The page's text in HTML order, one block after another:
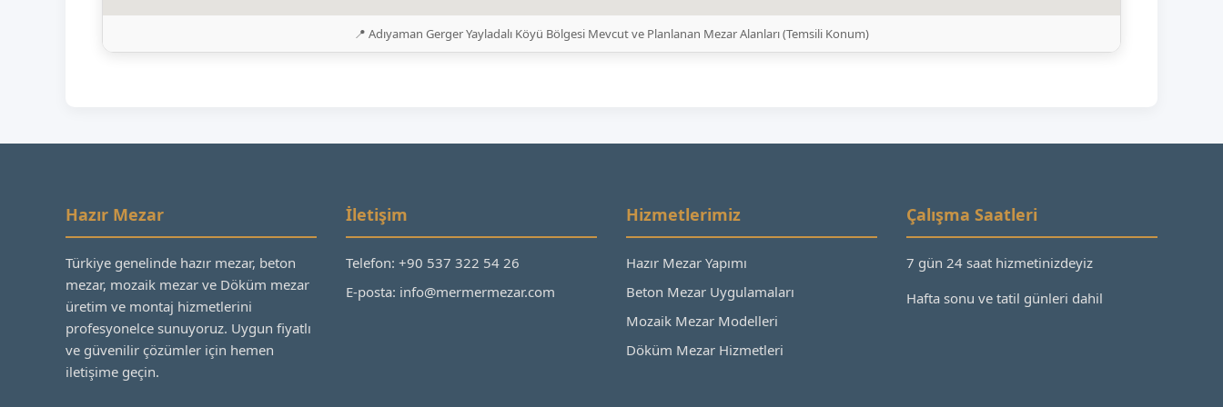
📍 Adıyaman Gerger Yayladalı Köyü Bölgesi Mevcut ve Planlanan Mezar Alanları (Temsili Konum)
Hazır Mezar
Türkiye genelinde hazır mezar, beton
mezar, mozaik mezar ve Döküm mezar
üretim ve montaj hizmetlerini
profesyonelce sunuyoruz. Uygun fiyatlı
ve güvenilir çözümler için hemen
iletişime geçin.
İletişim
Telefon: +90 537 322 54 26
E-posta: info@mermermezar.com
Hizmetlerimiz
Hazır Mezar Yapımı
Beton Mezar Uygulamaları
Mozaik Mezar Modelleri
Döküm Mezar Hizmetleri
Çalışma Saatleri
7 gün 24 saat hizmetinizdeyiz
Hafta sonu ve tatil günleri dahil